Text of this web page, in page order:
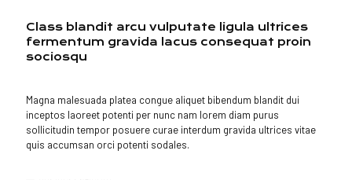
Class blandit arcu vulputate ligula ultrices
fermentum gravida lacus consequat proin
sociosqu
Magna malesuada platea congue aliquet bibendum blandit dui
inceptos laoreet potenti per nunc nam lorem diam purus
sollicitudin tempor posuere curae interdum gravida ultrices vitae
quis accumsan orci potenti sodales.